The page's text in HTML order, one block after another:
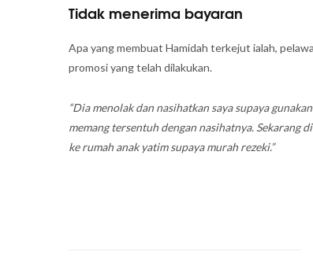
Tidak menerima bayaran
Apa yang membuat Hamidah terkejut ialah,
promosi yang telah dilakukan.
“Dia menolak dan nasihatkan saya supaya
memang tersentuh dengan nasihatnya. Sekarang
ke rumah anak yatim supaya murah rezeki.”